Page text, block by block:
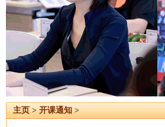
主页>开课通知>